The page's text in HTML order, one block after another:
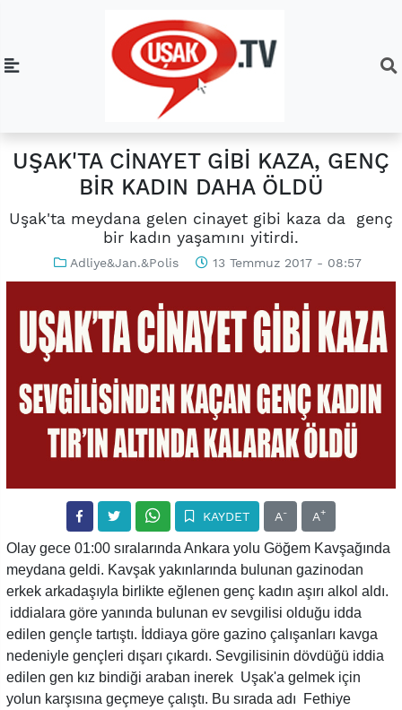
UŞAK'TA CİNAYET GİBİ KAZA, GENÇ
BİR KADIN DAHA ÖLDÜ
Uşak'ta meydana gelen cinayet gibi kaza da genç
bir kadın yaşamını yitirdi.
Adliye&Jan.&Polis 13 Temmuz 2017 - 08:57
KAYDET A- A+
Olay gece 01:00 sıralarında Ankara yolu Göğem Kavşağında
meydana geldi. Kavşak yakınlarında bulunan gazinodan
erkek arkadaşıyla birlikte eğlenen genç kadın aşırı alkol aldı.
iddialara göre yanında bulunan ev sevgilisi olduğu idda
edilen gençle tartıştı. İddiaya göre gazino çalışanları kavga
nedeniyle gençleri dışarı çıkardı. Sevgilisinin dövdüğü iddia
edilen gen kız bindiği araban inerek Uşak'a gelmek için
yolun karşısına geçmeye çalıştı. Bu sırada adı Fethiye